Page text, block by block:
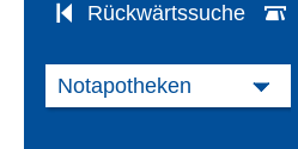
Rückwärtssuche